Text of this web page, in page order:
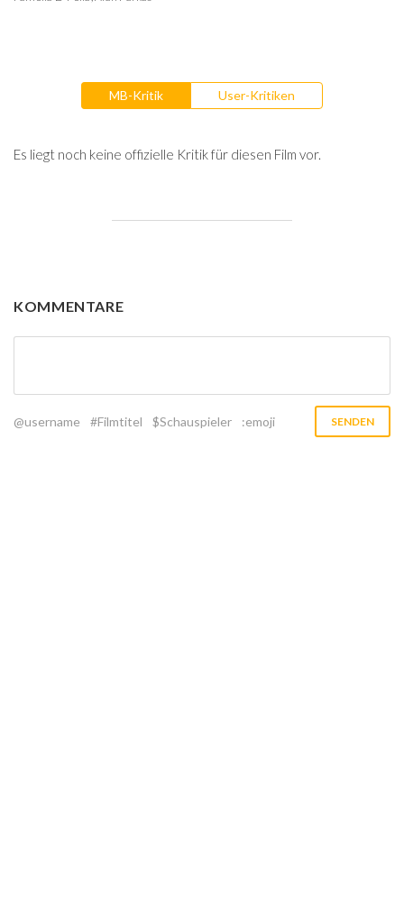
MB-Kritik User-Kritiken
Es liegt noch keine offizielle Kritik für diesen Film vor.
KOMMENTARE
@username #Filmtitel $Schauspieler :emoji